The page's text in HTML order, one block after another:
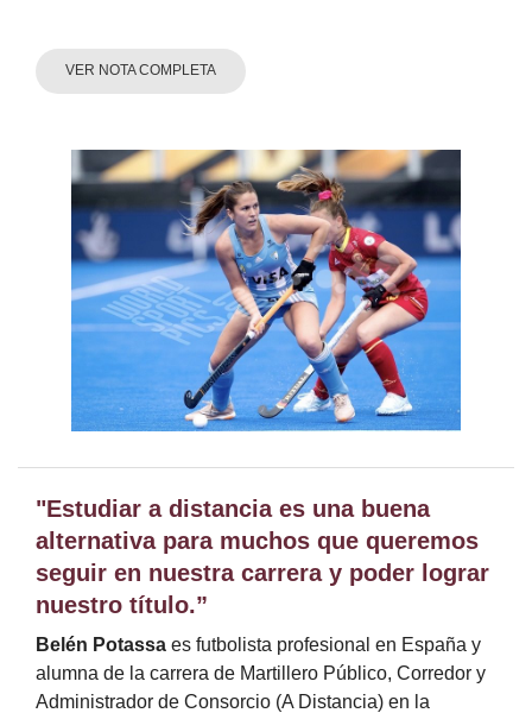
VER NOTA COMPLETA
"Estudiar a distancia es una buena
alternativa para muchos que queremos
seguir en nuestra carrera y poder lograr
nuestro título.”
Belén Potassa es futbolista profesional en España y
alumna de la carrera de Martillero Público, Corredor y
Administrador de Consorcio (A Distancia) en la